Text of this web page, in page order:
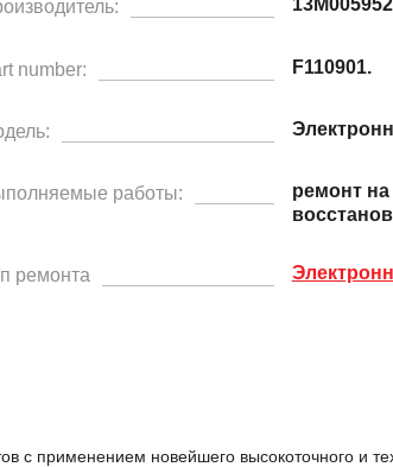
number: F110901.
работы:
ремонт
ремонта
с применением новейшего высокоточного и